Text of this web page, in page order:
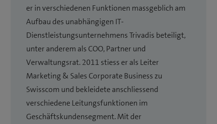
er in verschiedenen Funktionen massgeblich am
Aufbau des unabhängigen IT-
Dienstleistungsunternehmens Trivadis beteiligt,
unter anderem als COO, Partner und
Verwaltungsrat. 2011 stiess er als Leiter
Marketing & Sales Corporate Business zu
Swisscom und bekleidete anschliessend
verschiedene Leitungsfunktionen im
Geschäftskundensegment. Mit der